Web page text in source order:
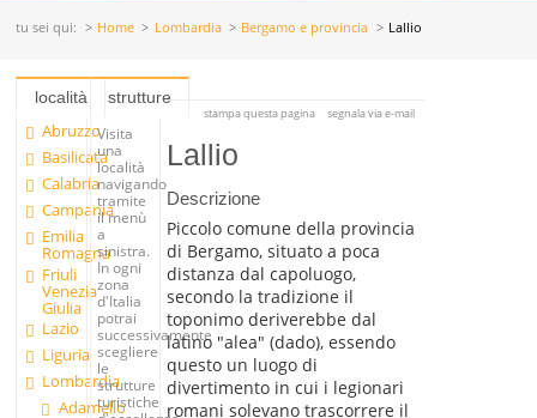
tu sei qui: Home Lombardia Bergamo e provincia Lallio
località
Abruzzo
Basilicata
Calabria
Campania
Emilia
Romagna
Friuli
Venezia
Giulia
Lazio
Liguria
Lombardia
Adamello
strutture
Visita
una
località
navigando
tramite
il menù
a
sinistra.
In ogni
zona
d'Italia
potrai
successivamente
scegliere
le
strutture
turistiche
stampa questa pagina segnala via e-mail
Lallio
Descrizione
Piccolo comune della provincia
di Bergamo, situato a poca
distanza dal capoluogo,
secondo la tradizione il
toponimo deriverebbe dal
latino "alea" (dado), essendo
questo un luogo di
divertimento in cui i legionari
romani solevano trascorrere il